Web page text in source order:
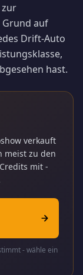
auf
Drift-Auto
hast.
verkauft
meist zu den
mit -
- wähle ein